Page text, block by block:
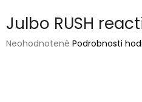
Julbo RUSH
Priemerné
Neohodnotené Podrobnosti